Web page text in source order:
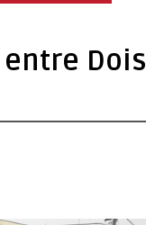
Dois